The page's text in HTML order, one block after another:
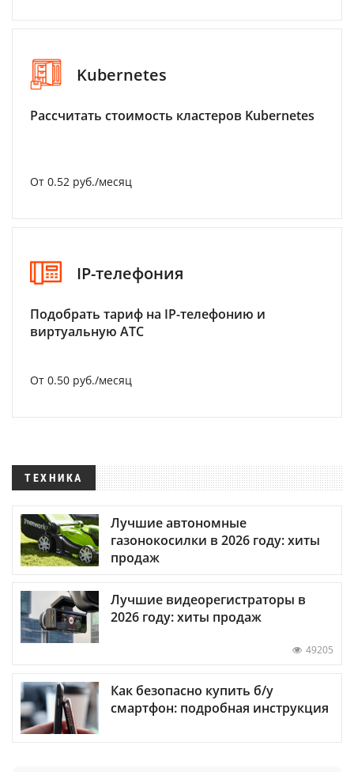
Kubernetes
Рассчитать стоимость кластеров Kubernetes
От 0.52 руб./месяц
IP-телефония
Подобрать тариф на IP-телефонию и
виртуальную АТС
От 0.50 руб./месяц
ТЕХНИКА
Лучшие автономные
газонокосилки в 2026 году: хиты
продаж
Лучшие видеорегистраторы в
2026 году: хиты продаж
49205
Как безопасно купить б/у
смартфон: подробная инструкция